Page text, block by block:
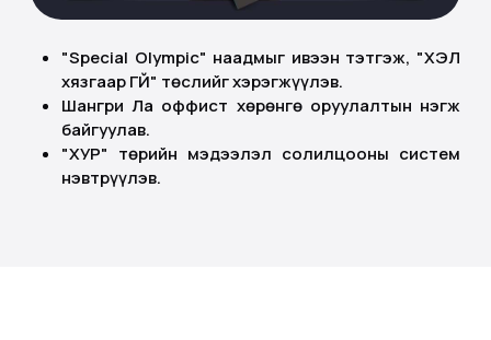
"Special Olympic" наадмыг ивээн тэтгэж, "ХЭЛ
хязгаар ҮГҮЙ" төслийг хэрэгжүүлэв.
Шангри Ла оффист хөрөнгө оруулалтын нэгж
байгуулав.
"ХУР" төрийн мэдээлэл солилцооны систем
нэвтрүүлэв.